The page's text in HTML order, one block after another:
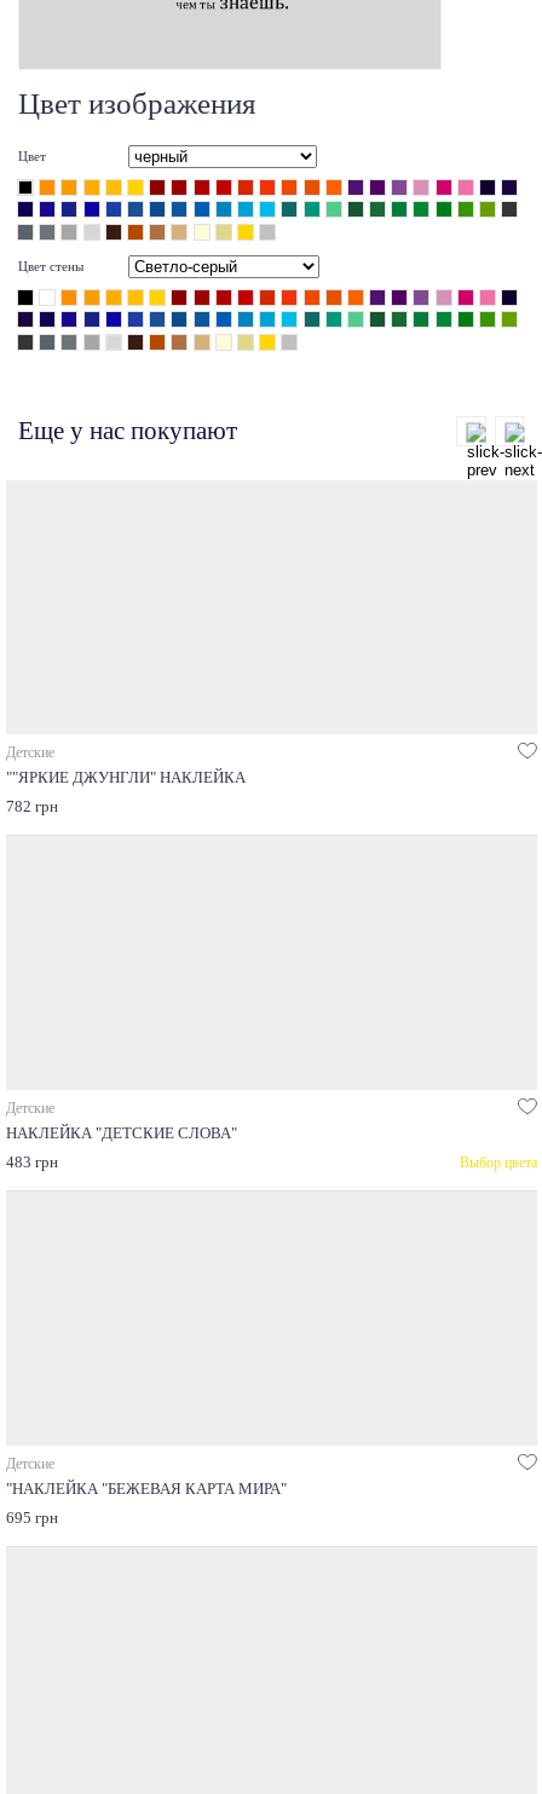
Цвет изображения
Цвет
Цвет стены
Еще у нас покупают
Детские
""ЯРКИЕ ДЖУНГЛИ" НАКЛЕЙКА
782 грн
Детские
НАКЛЕЙКА "ДЕТСКИЕ СЛОВА"
483 грн
Выбор цвета
Детские
"НАКЛЕЙКА "БЕЖЕВАЯ КАРТА МИРА"
695 грн